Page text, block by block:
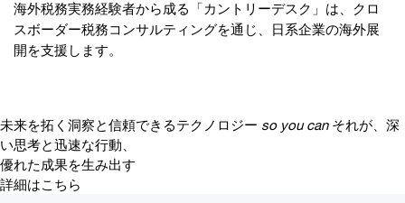
海外税務実務経験者から成る「カントリーデスク」は、クロ
スボーダー税務コンサルティングを通じ、日系企業の海外展
開を支援します。
未来を拓く洞察と信頼できるテクノロジー so you can それが、深
い思考と迅速な行動、
優れた成果を生み出す
詳細はこちら